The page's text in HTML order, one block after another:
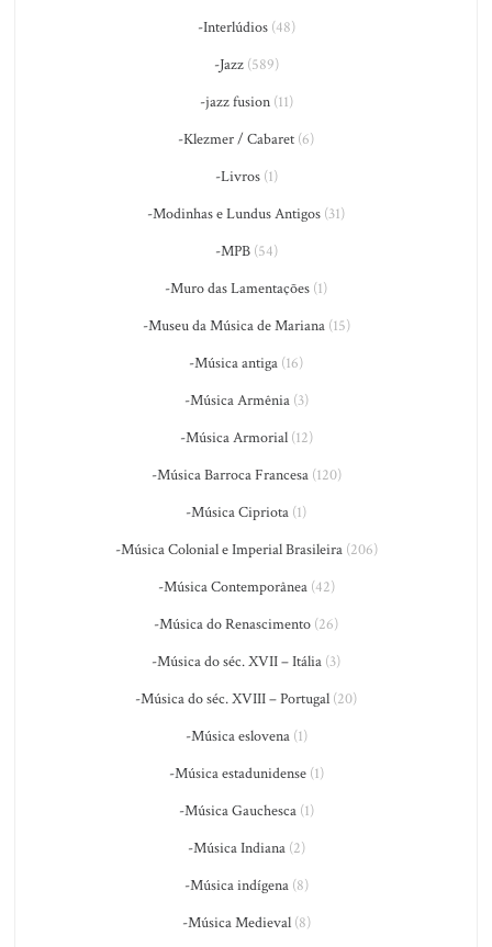
-Interlúdios(48)
-Jazz(589)
-jazz fusion(11)
-Klezmer / Cabaret (6)
-Livros(1)
-Modinhas e Lundus Antigos (31)
-MPB(54)
-Muro das Lamentações (1)
-Museu da Música de Mariana(15)
-Música antiga (16)
-Música Armênia(3)
-Música Armorial(12)
-Música Barroca Francesa(120)
-Música Cipriota (1)
-Música Colonial e Imperial Brasileira(206)
-Música Contemporânea(42)
-Música do Renascimento (26)
-Música do séc. XVII – Itália (3)
-Música do séc. XVIII – Portugal (20)
-Música eslovena(1)
-Música estadunidense(1)
-Música Gauchesca(1)
-Música Indiana(2)
-Música indígena(8)
-Música Medieval(8)